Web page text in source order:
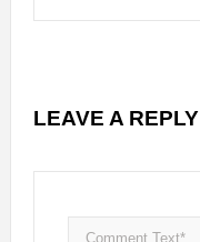
LEAVE A REPLY